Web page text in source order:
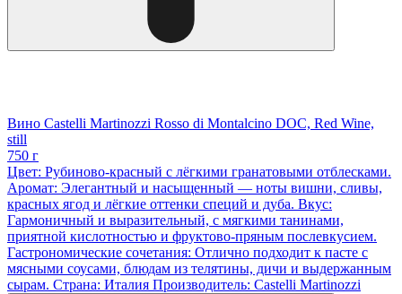
Вино Castelli Martinozzi Rosso di Montalcino DOC, Red Wine,
still
750 г
Цвет: Рубиново-красный с лёгкими гранатовыми отблесками.
Аромат: Элегантный и насыщенный — ноты вишни, сливы,
красных ягод и лёгкие оттенки специй и дуба. Вкус:
Гармоничный и выразительный, с мягкими танинами,
приятной кислотностью и фруктово-пряным послевкусием.
Гастрономические сочетания: Отлично подходит к пасте с
мясными соусами, блюдам из телятины, дичи и выдержанным
сырам. Страна: Италия Производитель: Castelli Martinozzi